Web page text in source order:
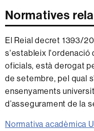
Normatives
El Reial decret 1393/
s'estableix l'ordenació
oficials, està derogat
de setembre, pel qual
ensenyaments
d’assegurament de la
Normativa acadèmica